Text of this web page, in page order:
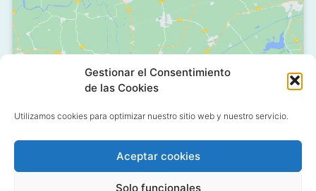
Gestionar el Consentimiento
de las Cookies
Utilizamos cookies para optimizar nuestro sitio web y nuestro servicio.
Aceptar cookies
Solo funcionales
Haz clic para aceptar cookies de
marketing y permitir este contenido